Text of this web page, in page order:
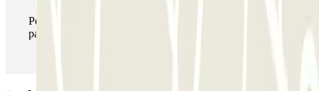
Pendant votre séjour, vous pouvez entrer et sortir du
parking aussi souvent que vous le souhaitez.